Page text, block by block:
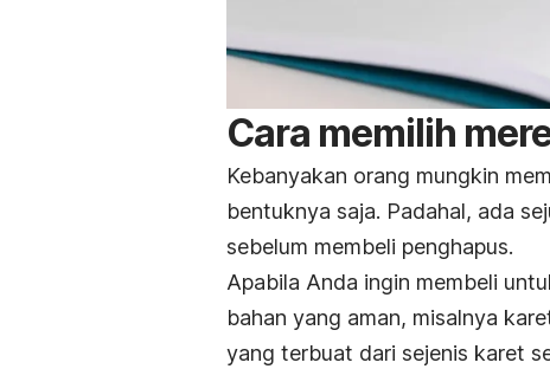
Cara memilih
Kebanyakan orang mungkin
bentuknya saja. Padahal, ada
sebelum membeli penghapus.
Apabila Anda ingin membeli
bahan yang aman, misalnya
yang terbuat dari sejenis karet